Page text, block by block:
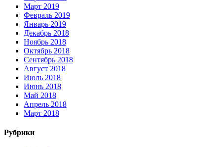
Март 2019
Февраль 2019
Январь 2019
Декабрь 2018
Ноябрь 2018
Октябрь 2018
Сентябрь 2018
Август 2018
Июль 2018
Июнь 2018
Май 2018
Апрель 2018
Март 2018
Рубрики